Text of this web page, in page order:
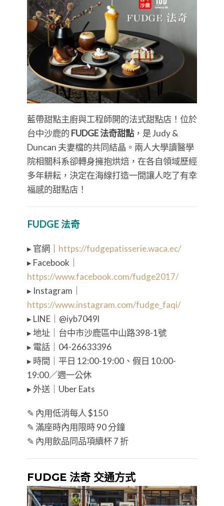
藍帶甜點主廚與工程師開的法式甜點店！位於
台中沙鹿的 FUDGE 法奇甜點，是 Judy &
Duncan 夫妻檔的共同結晶。兩人大學讀醫學
院相關科系卻轉身擁抱烘焙，在各自領域歷經
多年耕耘，決定在海線打造一間讓人吃了有幸
福感的甜點店！
FUDGE 法奇
▸ 官網｜ https://fudgepatisserie.waca.ec/
▸ Facebook｜
https://www.facebook.com/fudge2017/
▸ Instagram｜
https://www.instagram.com/fudge_faqi/
▸ LINE｜@iyb7049l
▸ 地址｜台中市沙鹿區中山路398-1號
▸ 電話｜04-26633396
▸ 時間｜平日 12:00-19:00、假日 10:00-
19:00／週一公休
▸ 外送｜Uber Eats
✎ 內用低消每人 $150
✎ 滿座時內用限時 90 分鐘
✎ 內用飲品同品項續杯 7 折
FUDGE 法奇 交通方式